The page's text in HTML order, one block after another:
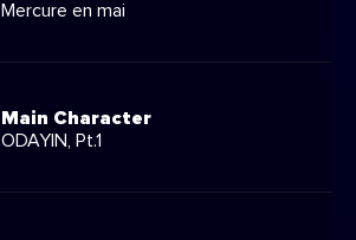
Mercure en mai
Main Character
ODAYIN, Pt.1